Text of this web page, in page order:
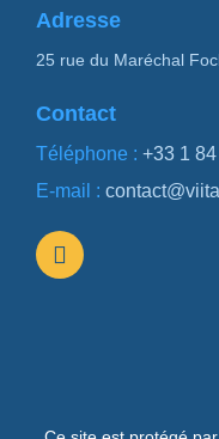
Adresse
25 rue du Maréchal
Contact
Téléphone : +33 1
E-mail :